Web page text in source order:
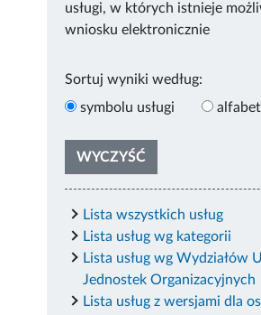
usługi, w których istnieje
wniosku elektronicznie
Sortuj wyniki według:
symbolu usługi
Lista wszystkich usług
Lista usług wg kategorii
Lista usług wg Wydziałów
Jednostek Organizacyjnych
Lista usług z wersjami dla